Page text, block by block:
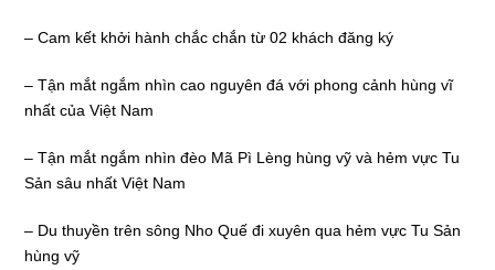
– Cam kết khởi hành chắc chắn từ 02 khách đăng ký
– Tận mắt ngắm nhìn cao nguyên đá với phong cảnh hùng vĩ
nhất của Việt Nam
– Tận mắt ngắm nhìn đèo Mã Pì Lèng hùng vỹ và hẻm vực Tu
Sản sâu nhất Việt Nam
– Du thuyền trên sông Nho Quế đi xuyên qua hẻm vực Tu Sản
hùng vỹ